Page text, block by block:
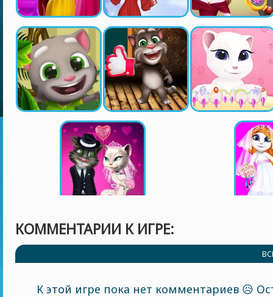
КОММЕНТАРИИ К ИГРЕ:
К этой игре пока нет комментариев 😥